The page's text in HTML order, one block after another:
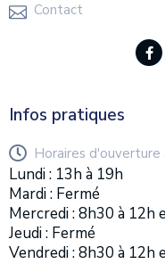
Contact
Infos pratiques
Horaires d'ouverture
Lundi : 13h à 19h
Mardi : Fermé
Mercredi : 8h30 à 12h
Jeudi : Fermé
Vendredi : 8h30 à 12h